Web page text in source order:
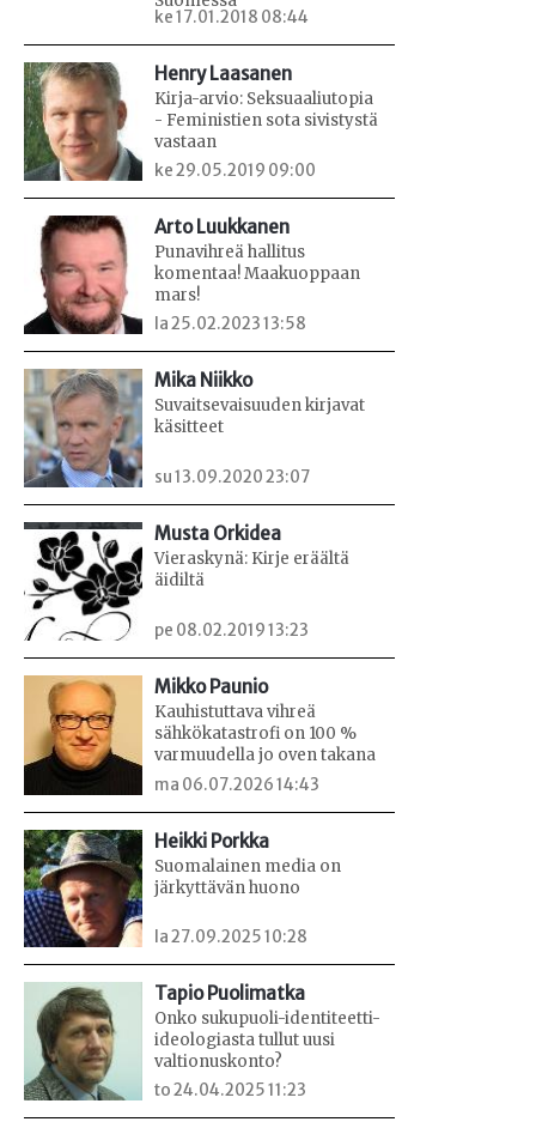
ke 17.01.2018 08:44
Henry Laasanen
Kirja-arvio: Seksuaaliutopia
- Feministien sota sivistystä
vastaan
ke 29.05.2019 09:00
Arto Luukkanen
Punavihreä hallitus
komentaa! Maakuoppaan
mars!
la 25.02.2023 13:58
Mika Niikko
Suvaitsevaisuuden kirjavat
käsitteet
su 13.09.2020 23:07
Musta Orkidea
Vieraskynä: Kirje eräältä
äidiltä
pe 08.02.2019 13:23
Mikko Paunio
Kauhistuttava vihreä
sähkökatastrofi on 100 %
varmuudella jo oven takana
ma 06.07.2026 14:43
Heikki Porkka
Suomalainen media on
järkyttävän huono
la 27.09.2025 10:28
Tapio Puolimatka
Onko sukupuoli-identiteetti-
ideologiasta tullut uusi
valtionuskonto?
to 24.04.2025 11:23